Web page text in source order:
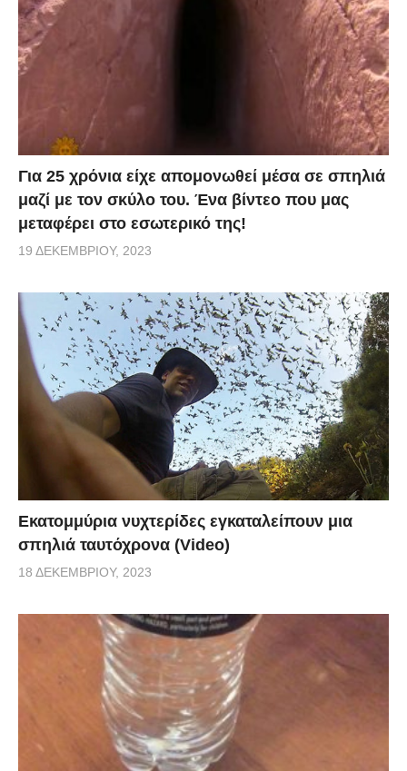
Για 25 χρόνια είχε απομονωθεί μέσα σε σπηλιά
μαζί με τον σκύλο του. Ένα βίντεο που μας
μεταφέρει στο εσωτερικό της!
19 ΔΕΚΕΜΒΡΊΟΥ, 2023
Εκατομμύρια νυχτερίδες εγκαταλείπουν μια
σπηλιά ταυτόχρονα (Video)
18 ΔΕΚΕΜΒΡΊΟΥ, 2023